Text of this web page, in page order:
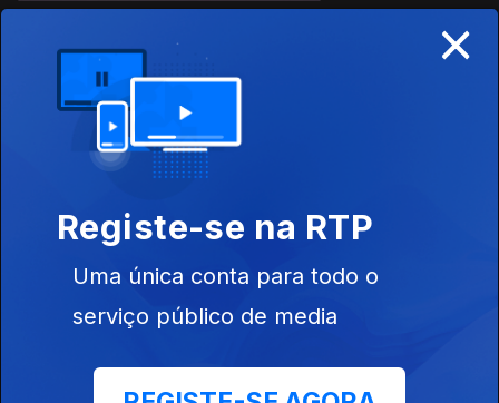
×
Registe-se na RTP
Uma única conta para todo o
serviço público de media